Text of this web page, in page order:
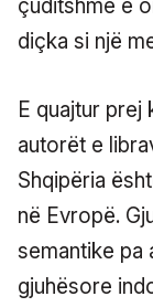
çuditshme e
diçka si një
E quajtur
autorët e
Shqipëria
në Evropë.
semantike pa
gjuhësore